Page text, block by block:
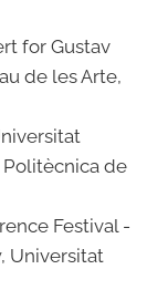
for Gustav
de les Arte,
de
Festival -
Universitat